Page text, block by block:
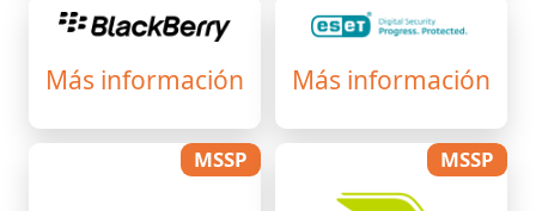
Más información Más información
MSSP MSSP